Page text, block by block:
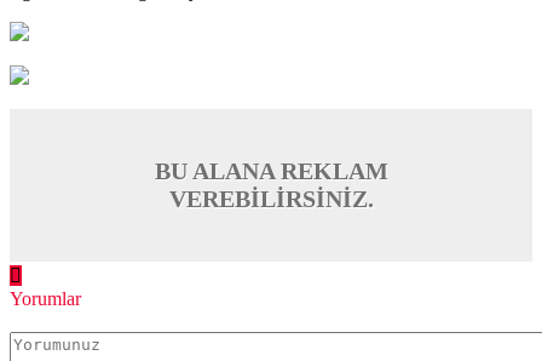
BU ALANA REKLAM
VEREBİLİRSİNİZ.
Yorumlar